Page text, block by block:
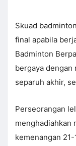
Skuad
final apabila
Badminton
bergaya dengan
separuh akhir,
Perseorangan
menghadiahkan
kemenangan 21-